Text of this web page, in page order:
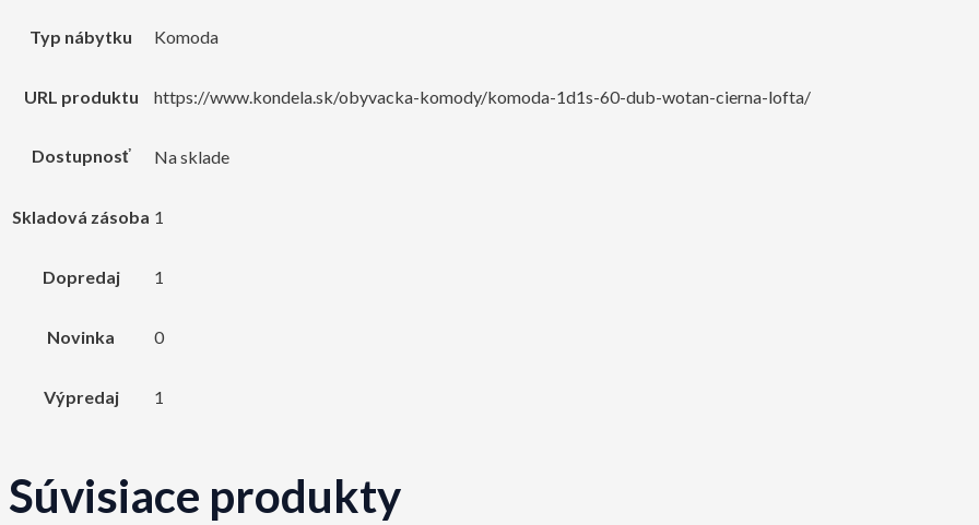
Typ nábytku Komoda
URL produktu https://www.kondela.sk/obyvacka-komody/komoda-1d1s-60-dub-wotan-cierna-lofta/
Dostupnosť Na sklade
Skladová zásoba 1
Dopredaj 1
Novinka 0
Výpredaj 1
Súvisiace produkty